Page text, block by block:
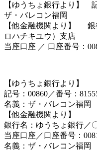
【ゆうちょ銀行より】
ザ・バレコン福岡
【他金融機関より】 銀
ロハチキユウ）支店
当座口座 ／ 口座番号：
【ゆうちょ銀行より】
記号：00860／番号：
名義：ザ・バレコン福岡
【他金融機関より】
銀行名：ゆうちょ銀行／
当座口座／口座番号：
名義：ザ・バレコン福岡